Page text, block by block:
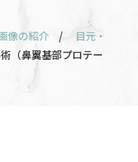
像の紹介 /
目元・
（鼻翼基部プロテー